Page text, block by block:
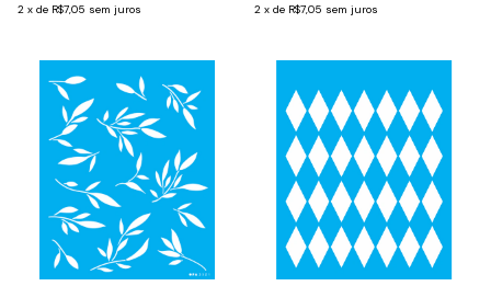
2 x de R$7,05 sem juros 2 x de R$7,05 sem juros